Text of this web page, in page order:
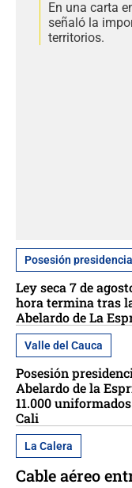
En una carta
señaló la
territorios.
Posesión presidencial
Ley seca 7 de
hora termina tras
Abelardo de La
Valle del Cauca
Posesión
Abelardo de la
11.000
Cali
La Calera
Cable aéreo